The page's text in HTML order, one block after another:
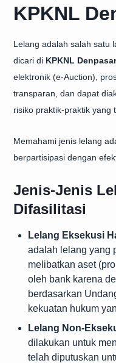
KPKNL
Lelang adalah salah satu
dicari di KPKNL Denpasar
elektronik (e-Auction),
transparan, dan dapat
risiko praktik-praktik yang
Memahami jenis lelang
berpartisipasi dengan
Jenis-Jenis
Difasilitasi
Lelang Eksekusi
adalah lelang yang
melibatkan aset
oleh bank karena
berdasarkan
kekuatan hukum
Lelang Non-
dilakukan untuk
telah diputuskan